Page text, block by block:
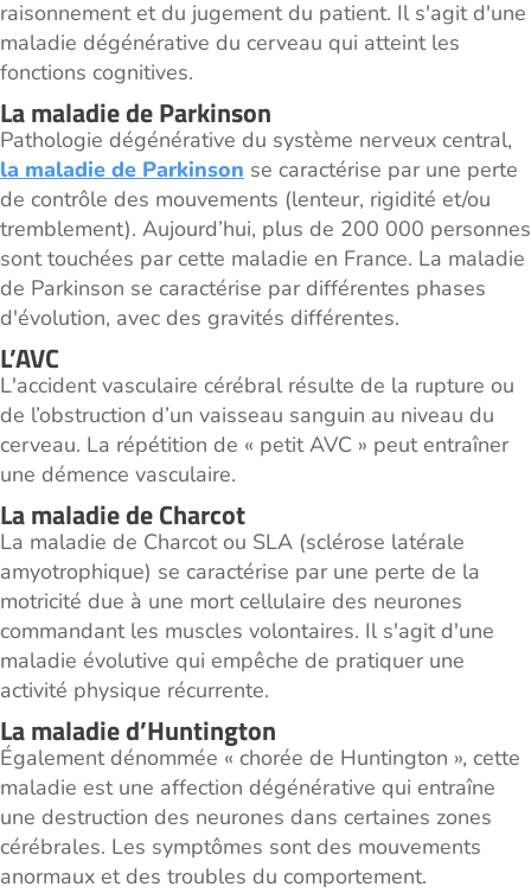
raisonnement et du jugement du patient. Il s'agit d'une
maladie dégénérative du cerveau qui atteint les
fonctions cognitives.
La maladie de Parkinson
Pathologie dégénérative du système nerveux central,
la maladie de Parkinson se caractérise par une perte
de contrôle des mouvements (lenteur, rigidité et/ou
tremblement). Aujourd’hui, plus de 200 000 personnes
sont touchées par cette maladie en France. La maladie
de Parkinson se caractérise par différentes phases
d'évolution, avec des gravités différentes.
L’AVC
L'accident vasculaire cérébral résulte de la rupture ou
de l’obstruction d’un vaisseau sanguin au niveau du
cerveau. La répétition de « petit AVC » peut entraîner
une démence vasculaire.
La maladie de Charcot
La maladie de Charcot ou SLA (sclérose latérale
amyotrophique) se caractérise par une perte de la
motricité due à une mort cellulaire des neurones
commandant les muscles volontaires. Il s'agit d'une
maladie évolutive qui empêche de pratiquer une
activité physique récurrente.
La maladie d’Huntington
Également dénommée « chorée de Huntington », cette
maladie est une affection dégénérative qui entraîne
une destruction des neurones dans certaines zones
cérébrales. Les symptômes sont des mouvements
anormaux et des troubles du comportement.